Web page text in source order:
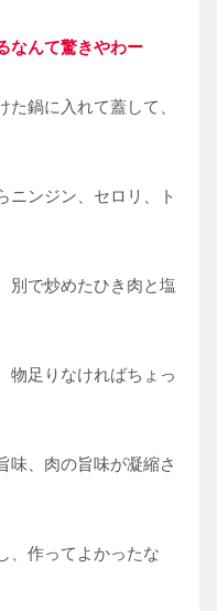
なんて驚きやわー
鍋に入れて蓋して、
ニンジン、セロリ、ト
別で炒めたひき肉と塩
物足りなければちょっ
味、肉の旨味が凝縮さ
、作ってよかったな